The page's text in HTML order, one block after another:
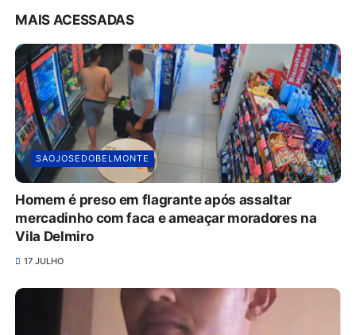
MAIS ACESSADAS
SAOJOSEDOBELMONTE
Homem é preso em flagrante após assaltar
mercadinho com faca e ameaçar moradores na
Vila Delmiro
17 JULHO